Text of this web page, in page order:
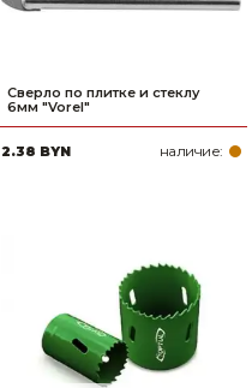
Сверло по плитке и стеклу
6мм "Vorel"
2.38 BYN наличие: